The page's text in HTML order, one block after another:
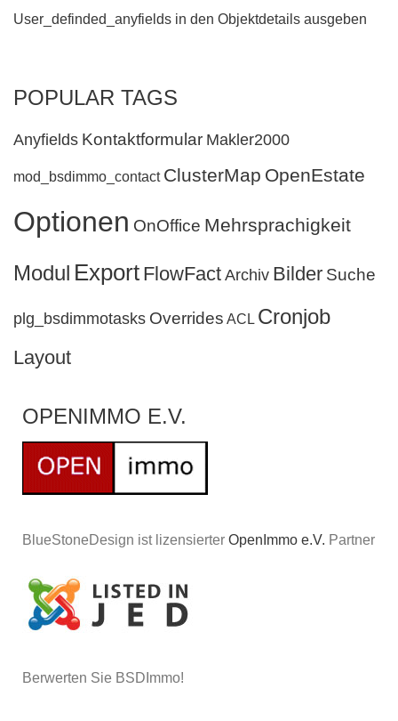
User_definded_anyfields in den Objektdetails ausgeben
POPULAR TAGS
Anyfields Kontaktformular Makler2000
mod_bsdimmo_contact ClusterMap OpenEstate
Optionen OnOffice Mehrsprachigkeit
Modul Export FlowFact Archiv Bilder Suche
plg_bsdimmotasks Overrides ACL Cronjob
Layout
OPENIMMO E.V.
BlueStoneDesign ist lizensierter OpenImmo e.V. Partner
Berwerten Sie BSDImmo!